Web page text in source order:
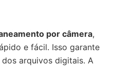
por câmera,
e fácil. Isso garante
arquivos digitais. A